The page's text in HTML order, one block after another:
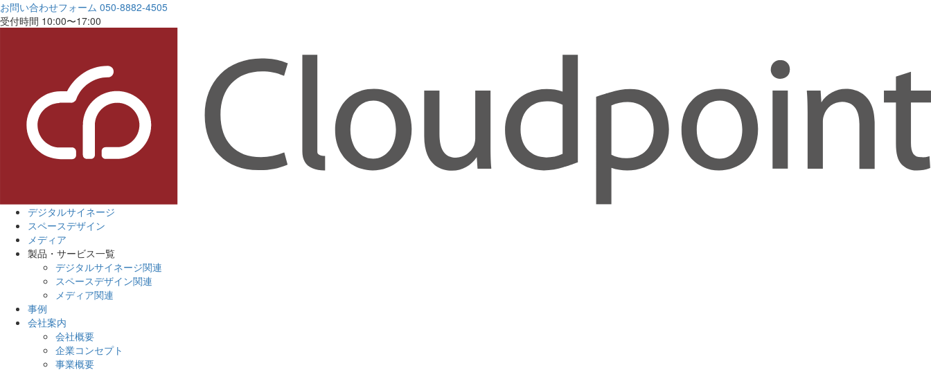
お問い合わせフォーム 050-8882-4505
受付時間 10:00〜17:00
デジタルサイネージ
スペースデザイン
メディア
製品・サービス一覧
デジタルサイネージ関連
スペースデザイン関連
メディア関連
事例
会社案内
会社概要
企業コンセプト
事業概要